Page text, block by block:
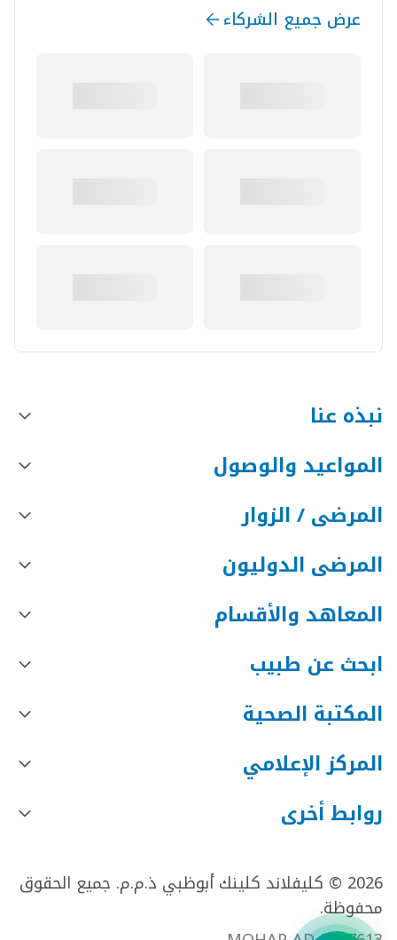
عرض جميع الشركاء
نبذه عنا
المواعيد والوصول
المرضى / الزوار
المرضى الدوليون
المعاهد والأقسام
ابحث عن طبيب
المكتبة الصحية
المركز الإعلامي
روابط أخرى
2026 © كليفلاند كلينك أبوظبي ذ.م.م. جميع الحقوق
محفوظة.